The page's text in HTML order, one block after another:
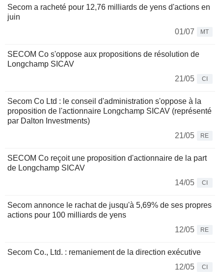
Secom a racheté pour 12,76 milliards de yens d'actions en
juin
01/07
MT
SECOM Co s'oppose aux propositions de résolution de
Longchamp SICAV
21/05
CI
Secom Co Ltd : le conseil d'administration s'oppose à la
proposition de l'actionnaire Longchamp SICAV (représenté
par Dalton Investments)
21/05
RE
SECOM Co reçoit une proposition d'actionnaire de la part
de Longchamp SICAV
14/05
CI
Secom annonce le rachat de jusqu'à 5,69% de ses propres
actions pour 100 milliards de yens
12/05
RE
Secom Co., Ltd. : remaniement de la direction exécutive
12/05
CI